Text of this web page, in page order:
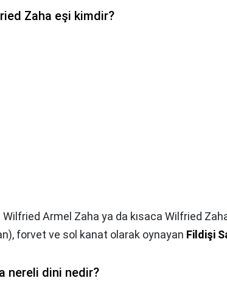
Zaha eşi kimdir?
Wilfried Armel Zaha ya da kısaca Wilfried
forvet ve sol kanat olarak oynayan Fildişi
nereli dini nedir?